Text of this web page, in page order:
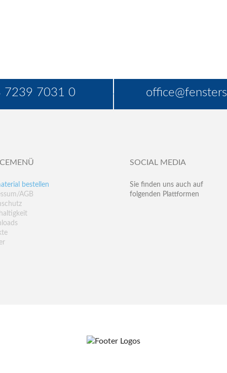
7239 7031 0
bestellen
AGB
SOCIAL MEDIA
Sie finden uns auch auf
folgenden Plattformen